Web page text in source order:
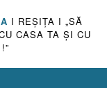
I REŞIŢA I „SĂ
CASA TA ŞI CU